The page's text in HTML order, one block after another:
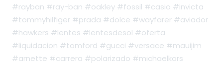
#rayban #ray-ban #oakley #fossil #casio #invicta
#tommyhilfiger #prada #dolce #wayfarer #aviador
#hawkers #lentes #lentesdesol #oferta
#liquidacion #tomford #gucci #versace #mauijim
#arnette #carrera #polarizado #michaelkors